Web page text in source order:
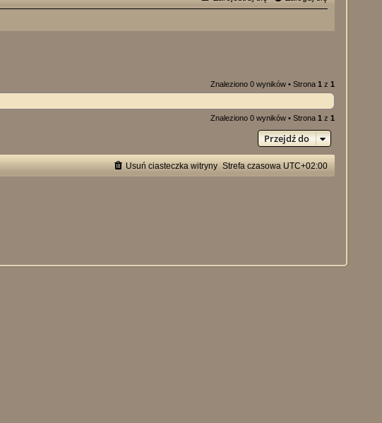
Znaleziono 0 wyników • Strona 1 z 1
Znaleziono 0 wyników • Strona 1 z 1
Przejdź do
Strefa czasowa UTC+02:00
Usuń ciasteczka witryny